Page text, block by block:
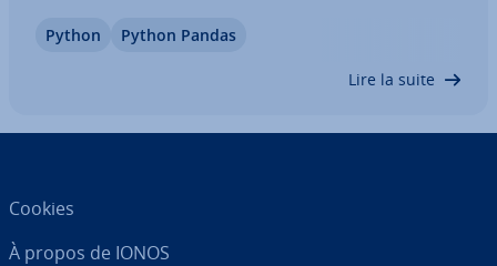
cheurs, ou toute personne tra­vail­lant avec des
Python Python Pandas
Lire la suite
Cookies
À propos de IONOS